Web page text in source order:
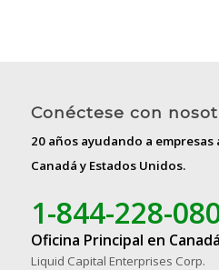
Conéctese con
20 años ayudando a
Canadá y Estados Unidos.
1-844-228-
Oficina Principal en Canadá
Liquid Capital Enterprises Corp.